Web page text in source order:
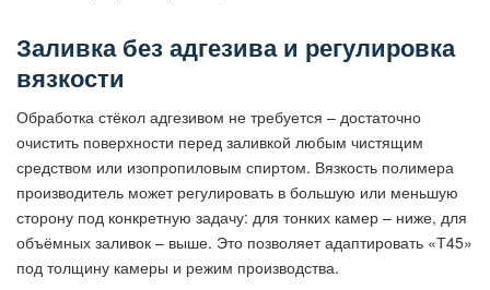
Заливка без адгезива и регулировка
вязкости
Обработка стёкол адгезивом не требуется – достаточно
очистить поверхности перед заливкой любым чистящим
средством или изопропиловым спиртом. Вязкость полимера
производитель может регулировать в большую или меньшую
сторону под конкретную задачу: для тонких камер – ниже, для
объёмных заливок – выше. Это позволяет адаптировать «Т45»
под толщину камеры и режим производства.